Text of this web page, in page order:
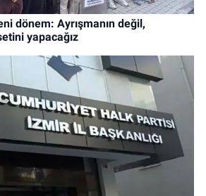
dönem: Ayrışmanın değil,
yapacağız